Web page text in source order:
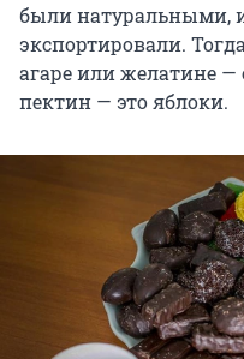
были натуральными,
экспортировали.
агаре или желатине —
пектин — это яблоки.